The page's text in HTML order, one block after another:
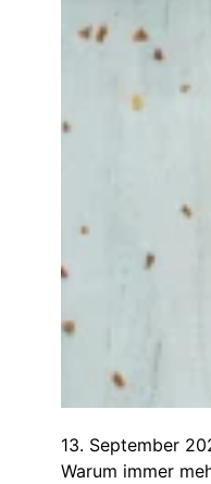
13. September
Warum immer